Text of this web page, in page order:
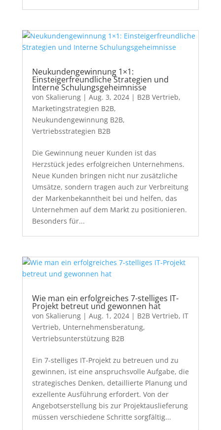
Neukundengewinnung 1×1:
Einsteigerfreundliche Strategien und
Interne Schulungsgeheimnisse
von Skalierung| Aug. 3, 2024| B2B Vertrieb,
Marketingstrategien B2B,
Neukundengewinnung B2B,
Vertriebsstrategien B2B
Die Gewinnung neuer Kunden ist das
Herzstück jedes erfolgreichen Unternehmens.
Neue Kunden bringen nicht nur zusätzliche
Umsätze, sondern tragen auch zur Verbreitung
der Markenbekanntheit bei und helfen, das
Unternehmen auf dem Markt zu positionieren.
Besonders für...
Wie man ein erfolgreiches 7-stelliges IT-
Projekt betreut und gewonnen hat
von Skalierung| Aug. 1, 2024| B2B Vertrieb, IT
Vertrieb, Unternehmensberatung,
Vertriebsunterstützung B2B
Ein 7-stelliges IT-Projekt zu betreuen und zu
gewinnen, ist eine anspruchsvolle Aufgabe, die
strategisches Denken, detaillierte Planung und
exzellente Ausführung erfordert. Von der
Angebotserstellung bis zur Projektauslieferung
müssen verschiedene Schritte sorgfältig...